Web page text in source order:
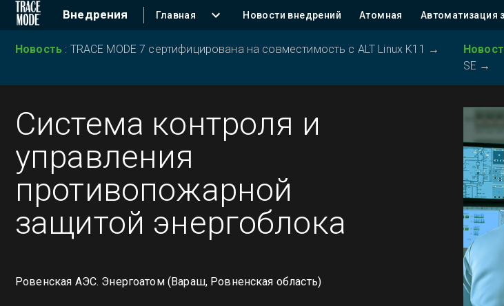
Внедрения Главная Новости внедрений Атомная Автоматизация
Новость : TRACE MODE 7 сертифицирована на совместимость с ALT Linux K11 →
SE →
Система контроля и
управления
противопожарной
защитой энергоблока
Ровенская АЭС. Энергоатом (Вараш, Ровненская область)